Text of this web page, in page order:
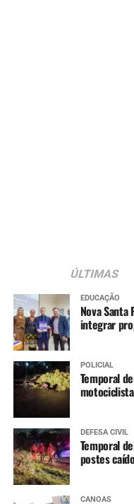
institucional.
ÚLTIMAS
EDUCAÇÃO
Nova Santa
integrar
POLICIAL
Temporal
DEFESA CIVIL
Temporal
postes
CANOAS